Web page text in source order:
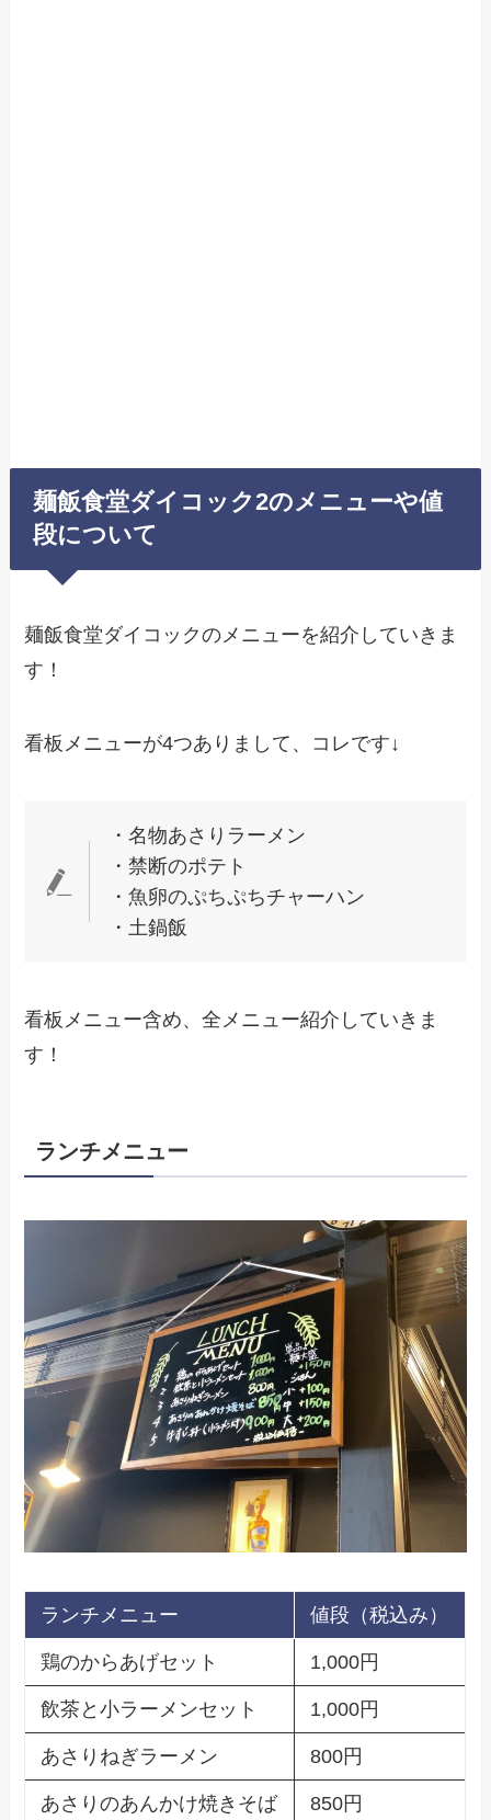
麺飯食堂ダイコック2のメニューや値
段について
麺飯食堂ダイコックのメニューを紹介していきま
す！
看板メニューが4つありまして、コレです↓
・名物あさりラーメン
・禁断のポテト
・魚卵のぷちぷちチャーハン
・土鍋飯
看板メニュー含め、全メニュー紹介していきま
す！
ランチメニュー
ランチメニュー 値段（税込み）
鶏のからあげセット 1,000円
飲茶と小ラーメンセット 1,000円
あさりねぎラーメン 800円
あさりのあんかけ焼きそば 850円